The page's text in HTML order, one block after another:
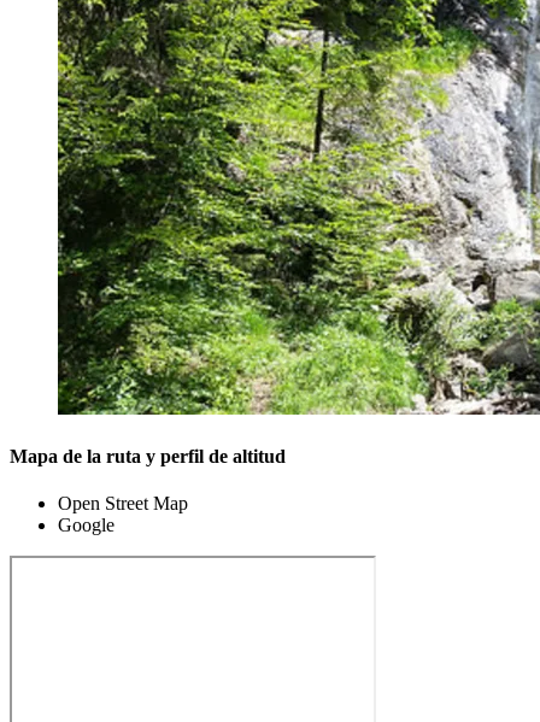
Mapa de la ruta y perfil de altitud
Open Street Map
Google